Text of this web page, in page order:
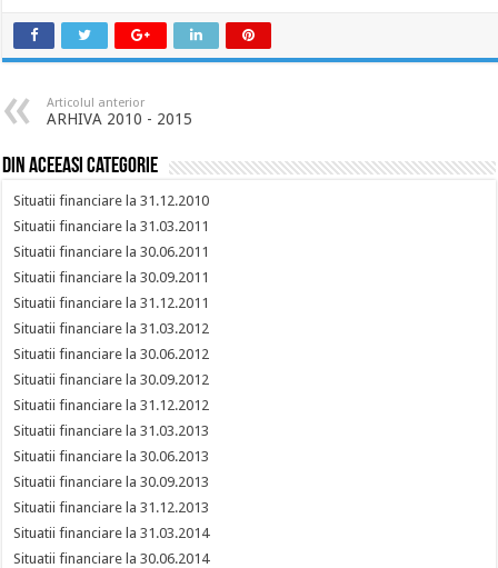
Articolul anterior
ARHIVA 2010 - 2015
Din aceeasi categorie
Situatii financiare la 31.12.2010
Situatii financiare la 31.03.2011
Situatii financiare la 30.06.2011
Situatii financiare la 30.09.2011
Situatii financiare la 31.12.2011
Situatii financiare la 31.03.2012
Situatii financiare la 30.06.2012
Situatii financiare la 30.09.2012
Situatii financiare la 31.12.2012
Situatii financiare la 31.03.2013
Situatii financiare la 30.06.2013
Situatii financiare la 30.09.2013
Situatii financiare la 31.12.2013
Situatii financiare la 31.03.2014
Situatii financiare la 30.06.2014